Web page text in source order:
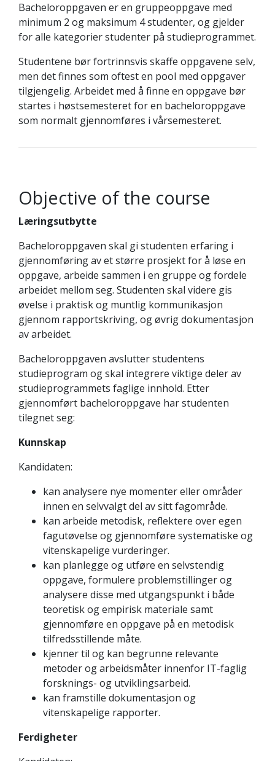
Bacheloroppgaven er en gruppeoppgave med
minimum 2 og maksimum 4 studenter, og gjelder
for alle kategorier studenter på studieprogrammet.
Studentene bør fortrinnsvis skaffe oppgavene selv,
men det finnes som oftest en pool med oppgaver
tilgjengelig. Arbeidet med å finne en oppgave bør
startes i høstsemesteret for en bacheloroppgave
som normalt gjennomføres i vårsemesteret.
Objective of the course
Læringsutbytte
Bacheloroppgaven skal gi studenten erfaring i
gjennomføring av et større prosjekt for å løse en
oppgave, arbeide sammen i en gruppe og fordele
arbeidet mellom seg. Studenten skal videre gis
øvelse i praktisk og muntlig kommunikasjon
gjennom rapportskriving, og øvrig dokumentasjon
av arbeidet.
Bacheloroppgaven avslutter studentens
studieprogram og skal integrere viktige deler av
studieprogrammets faglige innhold. Etter
gjennomført bacheloroppgave har studenten
tilegnet seg:
Kunnskap
Kandidaten:
kan analysere nye momenter eller områder
innen en selvvalgt del av sitt fagområde.
kan arbeide metodisk, reflektere over egen
fagutøvelse og gjennomføre systematiske og
vitenskapelige vurderinger.
kan planlegge og utføre en selvstendig
oppgave, formulere problemstillinger og
analysere disse med utgangspunkt i både
teoretisk og empirisk materiale samt
gjennomføre en oppgave på en metodisk
tilfredsstillende måte.
kjenner til og kan begrunne relevante
metoder og arbeidsmåter innenfor IT-faglig
forsknings- og utviklingsarbeid.
kan framstille dokumentasjon og
vitenskapelige rapporter.
Ferdigheter